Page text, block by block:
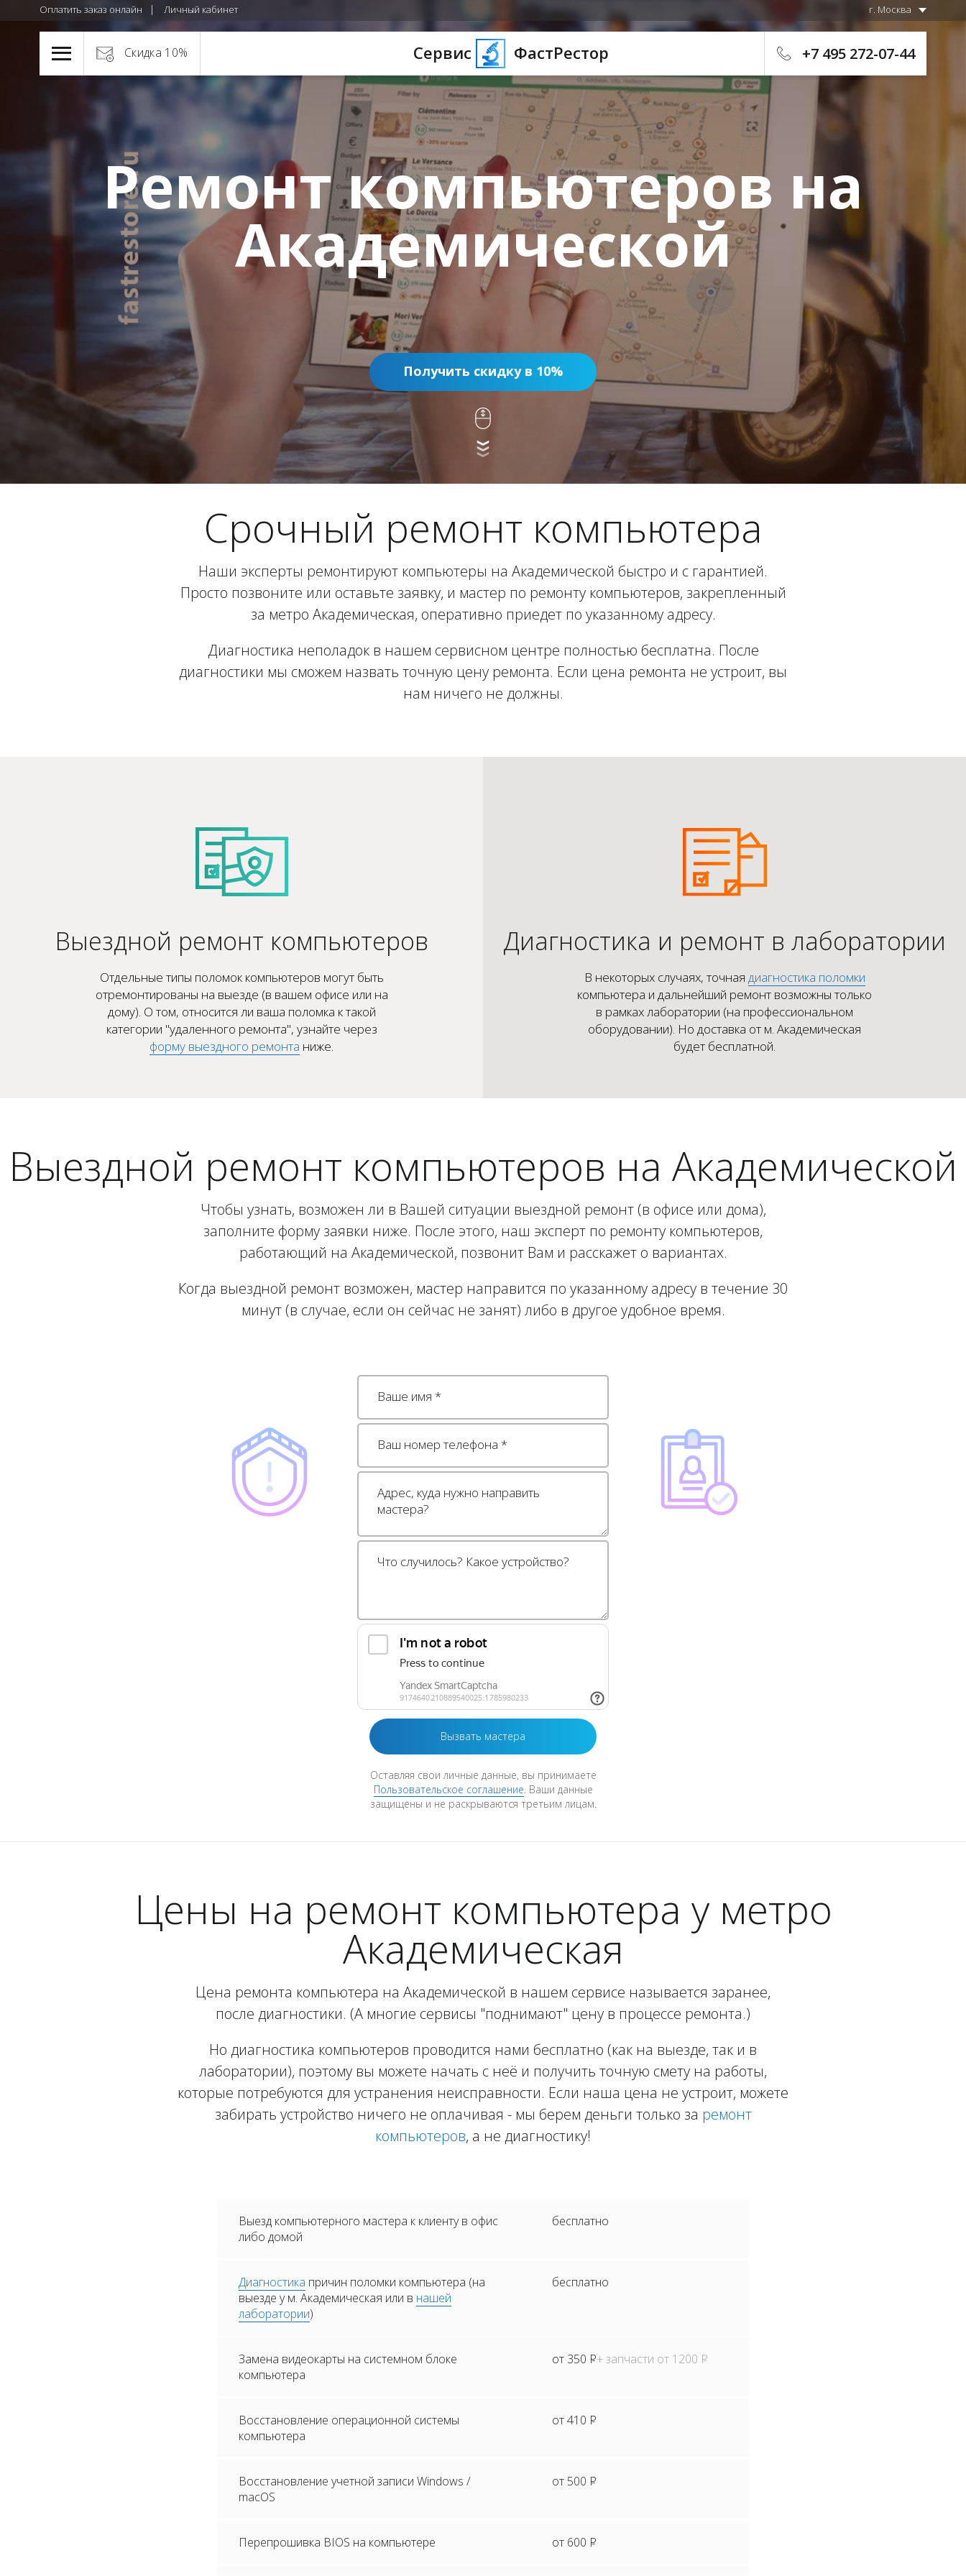
Оплатить заказ онлайн Личный кабинет г. Москва
Сервис ФастРестор
Скидка 10% +7 495 272-07-44
Ремонт компьютеров на
Академической
Получить скидку в 10%
Срочный ремонт компьютера
Наши эксперты ремонтируют компьютеры на Академической быстро и с гарантией.
Просто позвоните или оставьте заявку, и мастер по ремонту компьютеров, закрепленный
за метро Академическая, оперативно приедет по указанному адресу.
Диагностика неполадок в нашем сервисном центре полностью бесплатна. После
диагностики мы сможем назвать точную цену ремонта. Если цена ремонта не устроит, вы
нам ничего не должны.
Выездной ремонт компьютеров
Отдельные типы поломок компьютеров могут быть
отремонтированы на выезде (в вашем офисе или на
дому). О том, относится ли ваша поломка к такой
категории "удаленного ремонта", узнайте через
форму выездного ремонта ниже.
Диагностика и ремонт в лаборатории
В некоторых случаях, точная диагностика поломки
компьютера и дальнейший ремонт возможны только
в рамках лаборатории (на профессиональном
оборудовании). Но доставка от м. Академическая
будет бесплатной.
Выездной ремонт компьютеров на Академической
Чтобы узнать, возможен ли в Вашей ситуации выездной ремонт (в офисе или дома),
заполните форму заявки ниже. После этого, наш эксперт по ремонту компьютеров,
работающий на Академической, позвонит Вам и расскажет о вариантах.
Когда выездной ремонт возможен, мастер направится по указанному адресу в течение 30
минут (в случае, если он сейчас не занят) либо в другое удобное время.
Оставляя свои личные данные, вы принимаете
Пользовательское соглашение. Ваши данные
защищены и не раскрываются третьим лицам.
Цены на ремонт компьютера у метро
Академическая
Цена ремонта компьютера на Академической в нашем сервисе называется заранее,
после диагностики. (А многие сервисы "поднимают" цену в процессе ремонта.)
Но диагностика компьютеров проводится нами бесплатно (как на выезде, так и в
лаборатории), поэтому вы можете начать с неё и получить точную смету на работы,
которые потребуются для устранения неисправности. Если наша цена не устроит, можете
забирать устройство ничего не оплачивая - мы берем деньги только за ремонт
компьютеров, а не диагностику!
Выезд компьютерного мастера к клиенту в офис
либо домой
бесплатно
Диагностика причин поломки компьютера (на
выезде у м. Академическая или в нашей
лаборатории)
бесплатно
Замена видеокарты на системном блоке
компьютера
от 350 Р+ запчасти от 1200 Р
Восстановление операционной системы
компьютера
от 410 Р
Восстановление учетной записи Windows /
macOS
от 500 Р
Перепрошивка BIOS на компьютере от 600 Р